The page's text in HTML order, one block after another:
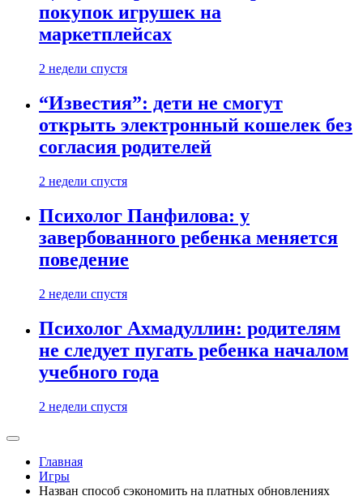
покупок игрушек на
маркетплейсах
2 недели спустя
“Известия”: дети не смогут
открыть электронный кошелек без
согласия родителей
2 недели спустя
Психолог Панфилова: у
завербованного ребенка меняется
поведение
2 недели спустя
Психолог Ахмадуллин: родителям
не следует пугать ребенка началом
учебного года
2 недели спустя
Главная
Игры
Назван способ сэкономить на платных обновлениях